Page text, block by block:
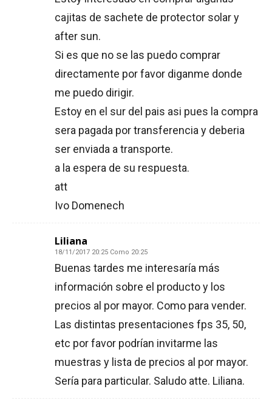
cajitas de sachete de protector solar y
after sun.
Si es que no se las puedo comprar
directamente por favor diganme donde
me puedo dirigir.
Estoy en el sur del pais asi pues la compra
sera pagada por transferencia y deberia
ser enviada a transporte.
a la espera de su respuesta.
att
Ivo Domenech
Liliana
18/11/2017 20:25 Como 20:25
Buenas tardes me interesaría más
información sobre el producto y los
precios al por mayor. Como para vender.
Las distintas presentaciones fps 35, 50,
etc por favor podrían invitarme las
muestras y lista de precios al por mayor.
Sería para particular. Saludo atte. Liliana.